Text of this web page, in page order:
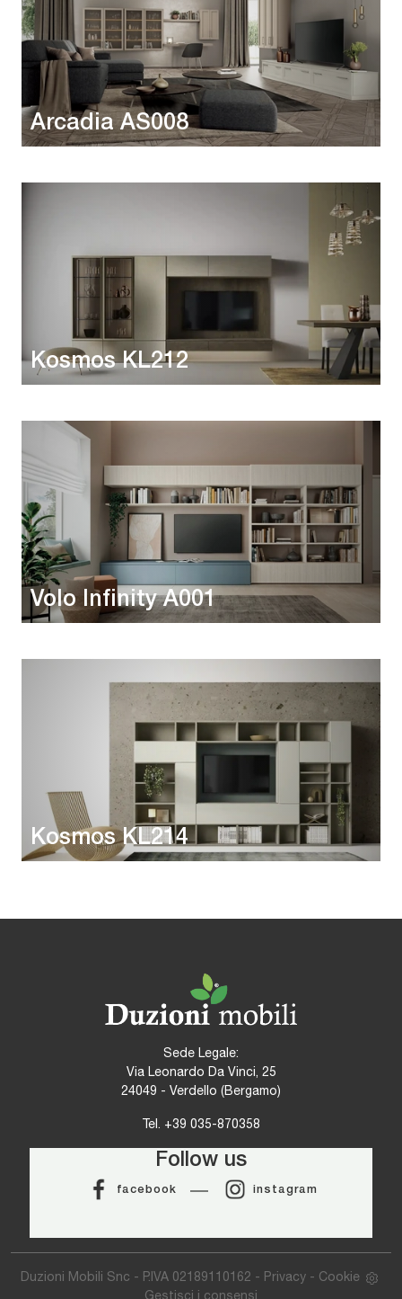
Arcadia AS008
Kosmos KL212
Volo Infinity A001
Kosmos KL214
Sede Legale:
Via Leonardo Da Vinci, 25
24049 - Verdello (Bergamo)
Tel. +39 035-870358
Follow us
facebook instagram
Duzioni Mobili Snc - P.IVA 02189110162 - Privacy- Cookie
Gestisci i consensi